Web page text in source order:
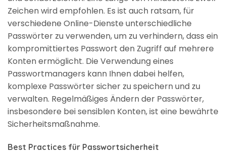
Zeichen wird empfohlen. Es ist auch ratsam, für
verschiedene Online-Dienste unterschiedliche
Passwörter zu verwenden, um zu verhindern, dass ein
kompromittiertes Passwort den Zugriff auf mehrere
Konten ermöglicht. Die Verwendung eines
Passwortmanagers kann Ihnen dabei helfen,
komplexe Passwörter sicher zu speichern und zu
verwalten. Regelmäßiges Ändern der Passwörter,
insbesondere bei sensiblen Konten, ist eine bewährte
Sicherheitsmaßnahme.
Best Practices für Passwortsicherheit